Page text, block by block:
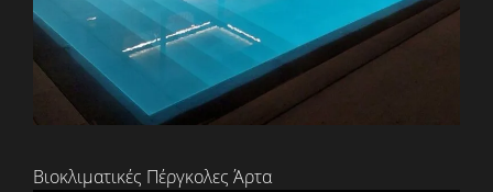
Βιοκλιματικές Πέργκολες Άρτα